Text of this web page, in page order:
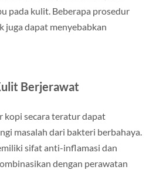
pada kulit. Beberapa prosedur
juga dapat menyebabkan
Berjerawat
kopi secara teratur dapat
masalah dari bakteri berbahaya.
sifat anti-inflamasi dan
dengan perawatan